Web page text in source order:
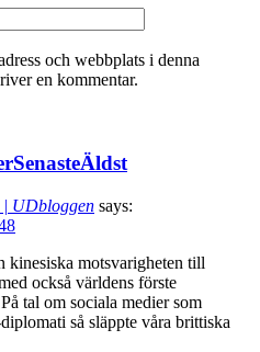
och webbplats i denna
en kommentar.
SenasteÄldst
| UDbloggen says:
motsvarigheten till
också världens förste
tal om sociala medier som
så släppte våra brittiska